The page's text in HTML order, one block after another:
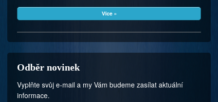
Více »
Odběr novinek
Vyplňte svůj e-mail a my Vám budeme zasílat aktuální
informace.